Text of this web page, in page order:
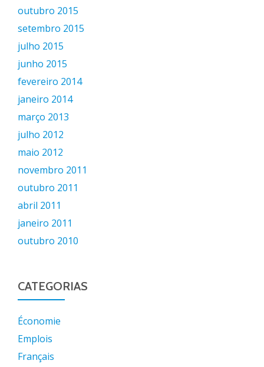
outubro 2015
setembro 2015
julho 2015
junho 2015
fevereiro 2014
janeiro 2014
março 2013
julho 2012
maio 2012
novembro 2011
outubro 2011
abril 2011
janeiro 2011
outubro 2010
CATEGORIAS
Économie
Emplois
Français